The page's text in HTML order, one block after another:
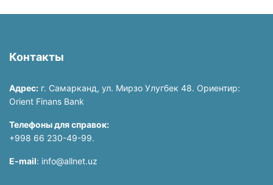
Контакты
Адрес: г. Самарканд, ул. Мирзо Улугбек 48. Ориентир:
Orient Finans Bank
Телефоны для справок:
+998 66 230-49-99.
E-mail: info@allnet.uz